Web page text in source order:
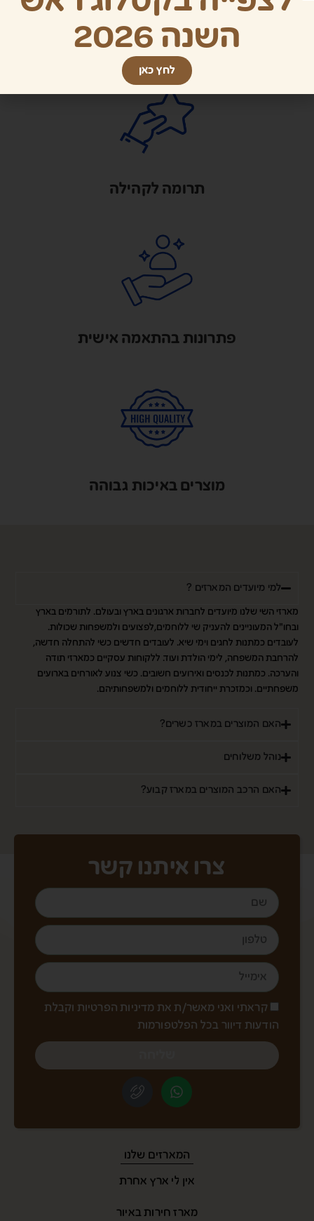
תוצרת כחול לבן
תרומה לקהילה
פתרונות בהתאמה אישית
מוצרים באיכות גבוהה
למי מיועדים המארזים ?
מארזי השי שלנו מיועדים לחברות ארגונים בארץ ובעולם. לתורמים בארץ
ובחו"ל המעוניינים להעניק שי ללוחמים,לפצועים ולמשפחות שכולות.
לעובדים כמתנות לחגים וימי שיא. לעובדים חדשים כשי להתחלה חדשה,
להרחבת המשפחה, לימי הולדת ועוד. ללקוחות עסקיים כמארזי תודה
והערכה. כמתנות לכנסים ואירועים חשובים. כשי צנוע לאורחים בארועים
משפחתיים. וכמזכרת ייחודית ללוחמים ולמשפחותיהם.
האם המוצרים במארז כשרים?
נוהל משלוחים
האם הרכב המוצרים במארז קבוע?
המארזים שלנו
אין לי ארץ אחרת
מארז חירות באיור
צרו איתנו קשר
קראתי ואני מאשר/ת את מדיניות הפרטיות וקבלת
הודעות דיוור בכל הפלטפורמות
השנה 2026
לחץ כאן